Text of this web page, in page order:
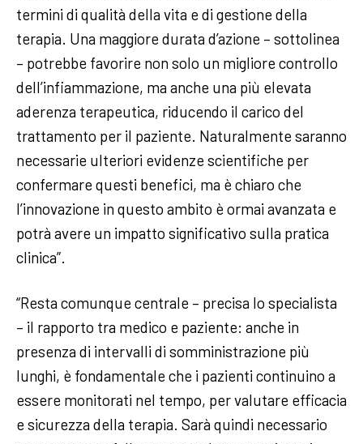
termini di qualità della vita e di gestione della
terapia. Una maggiore durata d’azione – sottolinea
– potrebbe favorire non solo un migliore controllo
dell’infiammazione, ma anche una più elevata
aderenza terapeutica, riducendo il carico del
trattamento per il paziente. Naturalmente saranno
necessarie ulteriori evidenze scientifiche per
confermare questi benefici, ma è chiaro che
l’innovazione in questo ambito è ormai avanzata e
potrà avere un impatto significativo sulla pratica
clinica”.
“Resta comunque centrale – precisa lo specialista
– il rapporto tra medico e paziente: anche in
presenza di intervalli di somministrazione più
lunghi, è fondamentale che i pazienti continuino a
essere monitorati nel tempo, per valutare efficacia
e sicurezza della terapia. Sarà quindi necessario